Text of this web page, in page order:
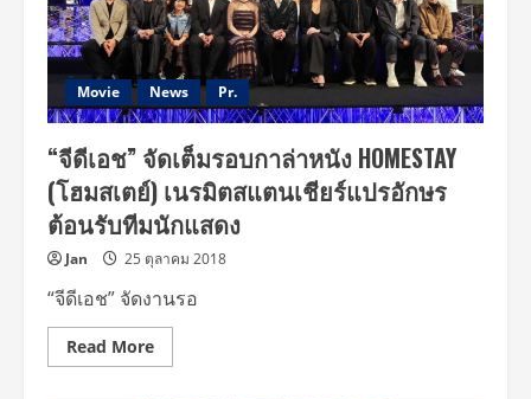
กล่าว
ขาน
ซีจี
ตระการ
ตา
ครบ
ทุก
สนุก
ตื่น
เต้น
ระทึก
ขวัญ
Movie News Pr.
“จีดีเอช” จัดเต็มรอบกาล่าหนัง HOMESTAY
(โฮมสเตย์) เนรมิตสแตนเชียร์แปรอักษร
ต้อนรับทีมนักแสดง
Jan 25 ตุลาคม 2018
“จีดีเอช” จัดงานรอ
Read MoreRead
more